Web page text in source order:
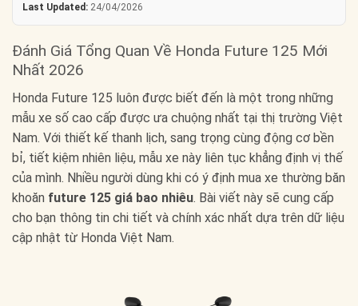
Last Updated: 24/04/2026
Đánh Giá Tổng Quan Về Honda Future 125 Mới
Nhất 2026
Honda Future 125 luôn được biết đến là một trong những
mẫu xe số cao cấp được ưa chuộng nhất tại thị trường Việt
Nam. Với thiết kế thanh lịch, sang trọng cùng động cơ bền
bỉ, tiết kiệm nhiên liệu, mẫu xe này liên tục khẳng định vị thế
của mình. Nhiều người dùng khi có ý định mua xe thường băn
khoăn future 125 giá bao nhiêu. Bài viết này sẽ cung cấp
cho bạn thông tin chi tiết và chính xác nhất dựa trên dữ liệu
cập nhật từ Honda Việt Nam.